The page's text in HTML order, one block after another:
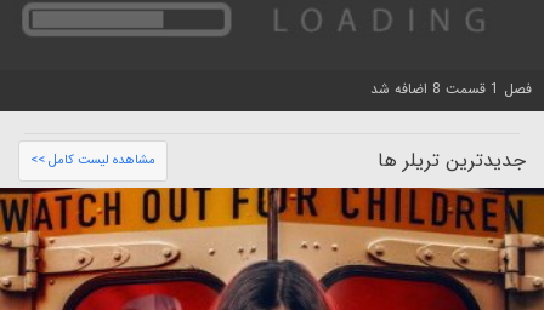
فصل 1 قسمت 8 اضافه شد
جدیدترین تریلر ها مشاهده لیست کامل >>